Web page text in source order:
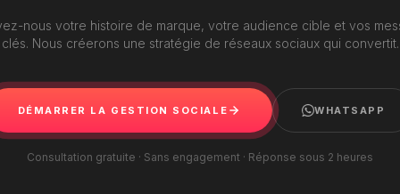
nous votre histoire de marque, votre audience cible et vos
clés. Nous créerons une stratégie de réseaux sociaux qui convertit.
DÉMARRER LA GESTION SOCIALE WHATSAPP
Consultation gratuite · Sans engagement · Réponse sous 2 heures